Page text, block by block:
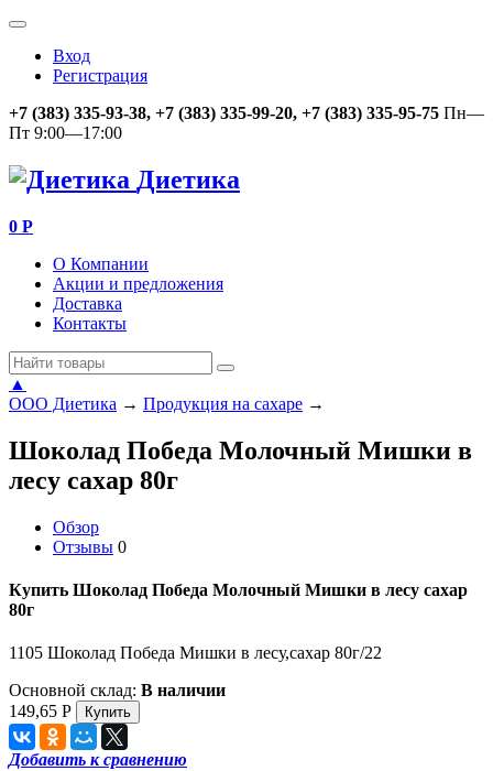
Вход
Регистрация
+7 (383) 335-93-38, +7 (383) 335-99-20, +7 (383) 335-95-75 Пн—
Пт 9:00—17:00
Диетика
0 Р
О Компании
Акции и предложения
Доставка
Контакты
▲
ООО Диетика → Продукция на сахаре →
Шоколад Победа Молочный Мишки в
лесу сахар 80г
Обзор
Отзывы 0
Купить Шоколад Победа Молочный Мишки в лесу сахар
80г
1105 Шоколад Победа Мишки в лесу,сахар 80г/22
Основной склад: В наличии
149,65 Р
Добавить к сравнению